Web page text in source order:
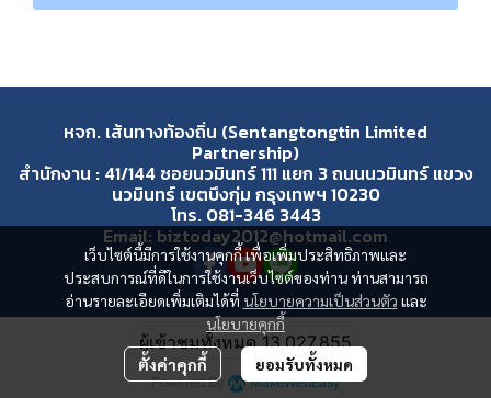
เว็บไซต์นี้มีการใช้งานคุกกี้ เพื่อเพิ่มประสิทธิภาพและ
ประสบการณ์ที่ดีในการใช้งานเว็บไซต์ของท่าน ท่านสามารถ
อ่านรายละเอียดเพิ่มเติมได้ที่ นโยบายความเป็นส่วนตัว และ
นโยบายคุกกี้
ตั้งค่าคุกกี้ ยอมรับทั้งหมด
หจก. เส้นทางท้องถิ่น (Sentangtongtin Limited
Partnership)
สำนักงาน : 41/144 ซอยนวมินทร์ 111 แยก 3 ถนนนวมินทร์ แขวง
นวมินทร์ เขตบึงกุ่ม กรุงเทพฯ 10230
โทร. 081-346 3443
Email: biztoday2012@hotmail.com
ผู้เข้าชมวันนี้4,363
Powered By MakeWebEasy